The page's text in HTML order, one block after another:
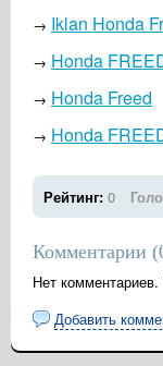
→ Iklan Honda
→ Honda
→ Honda Freed
→ Honda
Рейтинг: 0
Комментарии (
Нет
Добавить